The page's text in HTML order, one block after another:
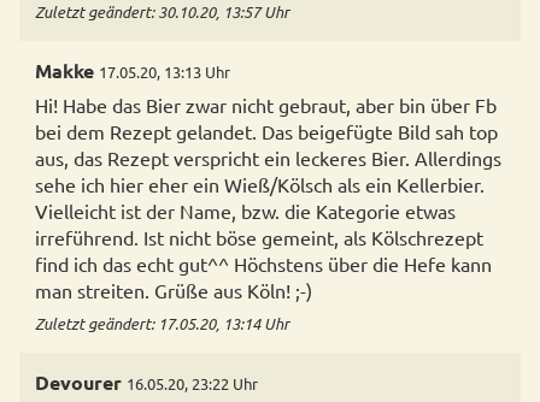
Zuletzt geändert: 30.10.20, 13:57 Uhr
Makke 17.05.20, 13:13 Uhr
Hi! Habe das Bier zwar nicht gebraut, aber bin über Fb
bei dem Rezept gelandet. Das beigefügte Bild sah top
aus, das Rezept verspricht ein leckeres Bier. Allerdings
sehe ich hier eher ein Wieß/Kölsch als ein Kellerbier.
Vielleicht ist der Name, bzw. die Kategorie etwas
irreführend. Ist nicht böse gemeint, als Kölschrezept
find ich das echt gut^^ Höchstens über die Hefe kann
man streiten. Grüße aus Köln! ;-)
Zuletzt geändert: 17.05.20, 13:14 Uhr
Devourer 16.05.20, 23:22 Uhr